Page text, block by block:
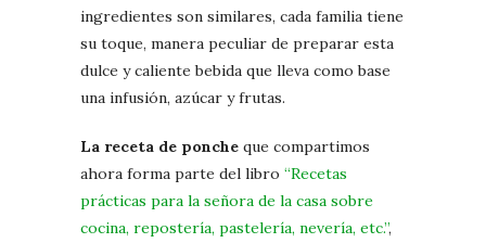
ingredientes son similares, cada familia tiene
su toque, manera peculiar de preparar esta
dulce y caliente bebida que lleva como base
una infusión, azúcar y frutas.
La receta de ponche que compartimos
ahora forma parte del libro “Recetas
prácticas para la señora de la casa sobre
cocina, repostería, pastelería, nevería, etc.”,